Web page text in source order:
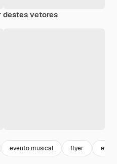
destes vetores
evento musical flyer